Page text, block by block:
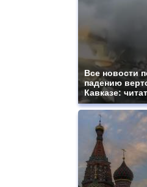
Все новости
падению
Кавказе: